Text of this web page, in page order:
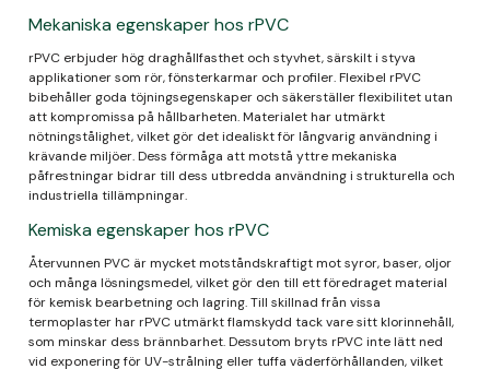
Mekaniska egenskaper hos rPVC
rPVC erbjuder hög draghållfasthet och styvhet, särskilt i styva
applikationer som rör, fönsterkarmar och profiler. Flexibel rPVC
bibehåller goda töjningsegenskaper och säkerställer flexibilitet utan
att kompromissa på hållbarheten. Materialet har utmärkt
nötningstålighet, vilket gör det idealiskt för långvarig användning i
krävande miljöer. Dess förmåga att motstå yttre mekaniska
påfrestningar bidrar till dess utbredda användning i strukturella och
industriella tillämpningar.
Kemiska egenskaper hos rPVC
Återvunnen PVC är mycket motståndskraftigt mot syror, baser, oljor
och många lösningsmedel, vilket gör den till ett föredraget material
för kemisk bearbetning och lagring. Till skillnad från vissa
termoplaster har rPVC utmärkt flamskydd tack vare sitt klorinnehåll,
som minskar dess brännbarhet. Dessutom bryts rPVC inte lätt ned
vid exponering för UV-strålning eller tuffa väderförhållanden, vilket